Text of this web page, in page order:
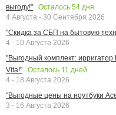
выгоду!"
Осталось 54 дня
4 Августа - 30 Сентября 2026
"Скидка за СБП на бытовую
4 - 10 Августа 2026
"Выгодный комплект: ирригатор
Vita!"
Осталось 11 дней
4 - 18 Августа 2026
"Выгодные цены на ноутбуки
3 - 16 Августа 2026